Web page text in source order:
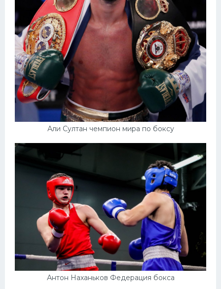
Али Султан чемпион мира по боксу
Антон Наханьков Федерация бокса